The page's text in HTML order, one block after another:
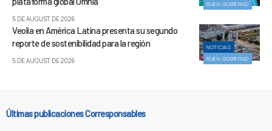
BUEN GOBIERNO
5 DE AUGUST DE 2026
NOTICIAS
BUEN GOBIERNO
Veolia en América Latina presenta su segundo
reporte de sostenibilidad para la región
5 DE AUGUST DE 2026
Últimas publicaciones Corresponsables